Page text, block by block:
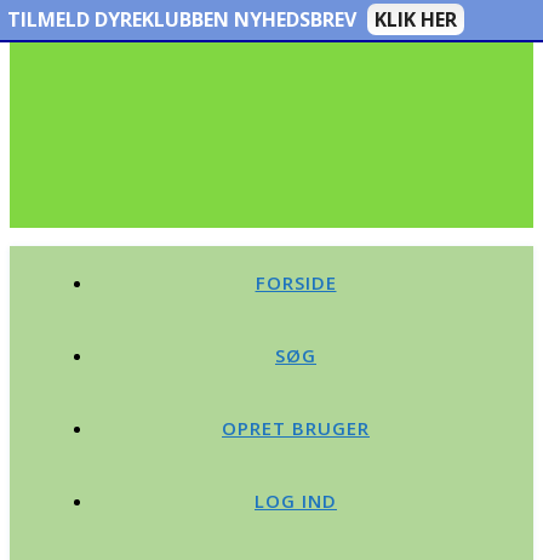
FORSIDE
SØG
OPRET BRUGER
LOG IND
TILMELD DYREKLUBBEN NYHEDSBREV KLIK HER